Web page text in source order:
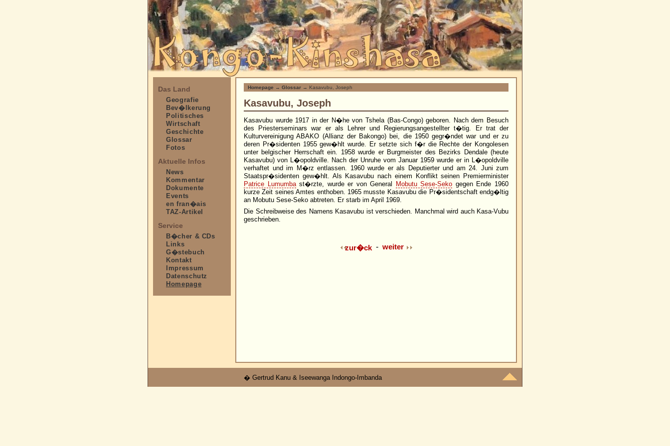
Das Land
Geografie
Bev�lkerung
Politisches
Wirtschaft
Geschichte
Glossar
Fotos
Aktuelle Infos
News
Kommentar
Dokumente
Events
en fran�ais
TAZ-Artikel
Service
B�cher & CDs
Links
G�stebuch
Kontakt
Impressum
Datenschutz
Homepage
Homepage → Glossar → Kasavubu, Joseph
Kasavubu, Joseph
Kasavubu wurde 1917 in der N�he von Tshela (Bas-Congo) geboren. Nach dem Besuch
des Priesterseminars war er als Lehrer und Regierungsangestellter t�tig. Er trat der
Kulturvereinigung ABAKO (Allianz der Bakongo) bei, die 1950 gegr�ndet war und er zu
deren Pr�sidenten 1955 gew�hlt wurde. Er setzte sich f�r die Rechte der Kongolesen
unter belgischer Herrschaft ein. 1958 wurde er Burgmeister des Bezirks Dendale (heute
Kasavubu) von L�opoldville. Nach der Unruhe vom Januar 1959 wurde er in L�opoldville
verhaftet und im M�rz entlassen. 1960 wurde er als Deputierter und am 24. Juni zum
Staatspr�sidenten gew�hlt. Als Kasavubu nach einem Konflikt seinen Premierminister
Patrice Lumumbast�rzte, wurde er von General Mobutu Sese-Seko gegen Ende 1960
kurze Zeit seines Amtes enthoben. 1965 musste Kasavubu die Pr�sidentschaft endg�ltig
an Mobutu Sese-Seko abtreten. Er starb im April 1969.
Die Schreibweise des Namens Kasavubu ist verschieden. Manchmal wird auch Kasa-Vubu
geschrieben.
zur�ck - weiter
� Gertrud Kanu & Iseewanga Indongo-Imbanda